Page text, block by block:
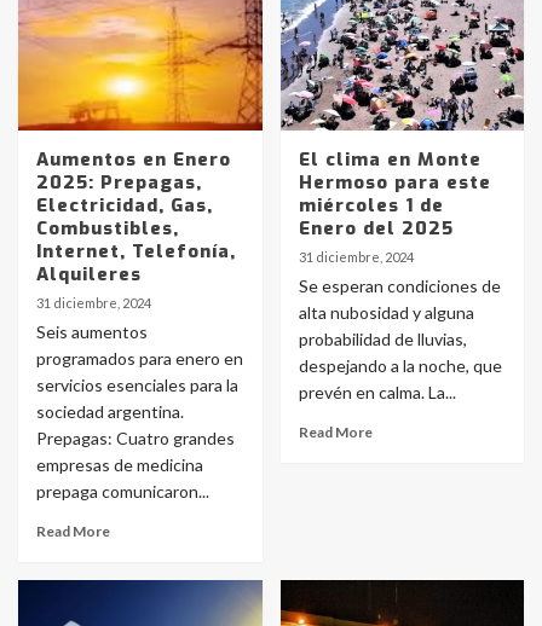
Aumentos en Enero
2025: Prepagas,
Electricidad, Gas,
Combustibles,
Internet, Telefonía,
Alquileres
31 diciembre, 2024
Seis aumentos
programados para enero en
servicios esenciales para la
sociedad argentina.
Prepagas: Cuatro grandes
empresas de medicina
prepaga comunicaron...
Read More
El clima en Monte
Hermoso para este
miércoles 1 de
Enero del 2025
31 diciembre, 2024
Se esperan condiciones de
alta nubosidad y alguna
probabilidad de lluvias,
despejando a la noche, que
prevén en calma. La...
Read More